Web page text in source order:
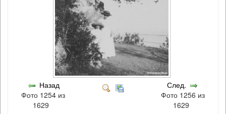
Назад
Фото 1254 из
1629
След.
Фото 1256 из
1629